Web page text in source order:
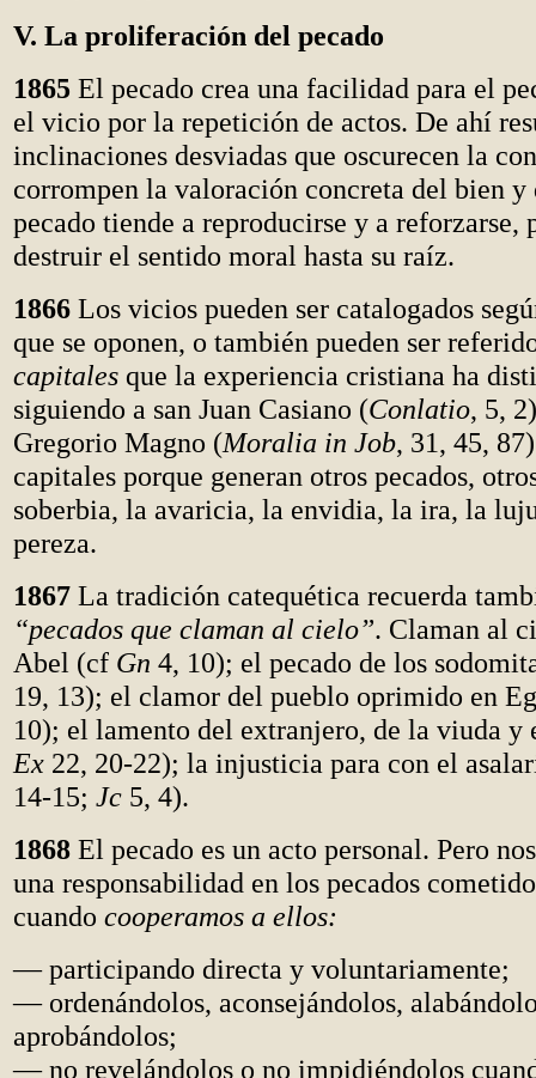
V. La proliferación del pecado
1865 El pecado crea una facilidad para el
el vicio por la repetición de actos. De ahí
inclinaciones desviadas que oscurecen la
corrompen la valoración concreta del bien
pecado tiende a reproducirse y a reforzarse,
destruir el sentido moral hasta su raíz.
1866 Los vicios pueden ser catalogados
que se oponen, o también pueden ser
capitales que la experiencia cristiana ha
siguiendo a san Juan Casiano (Conlatio, 5,
Gregorio Magno (Moralia in Job, 31, 45,
capitales porque generan otros pecados,
soberbia, la avaricia, la envidia, la ira, la
pereza.
1867 La tradición catequética recuerda
“pecados que claman al cielo”. Claman al
Abel (cf Gn 4, 10); el pecado de los
19, 13); el clamor del pueblo oprimido en
10); el lamento del extranjero, de la viuda y
Ex 22, 20-22); la injusticia para con el
14-15; Jc 5, 4).
1868 El pecado es un acto personal. Pero
una responsabilidad en los pecados
cuando cooperamos a ellos:
— participando directa y voluntariamente;
— ordenándolos, aconsejándolos,
aprobándolos;
— no revelándolos o no impidiéndolos